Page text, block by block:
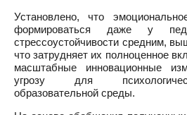
Установлено, что
формироваться даже у
стрессоустойчивости средним,
что затрудняет их полноценное
масштабные инновационные
угрозу для
образовательной среды.